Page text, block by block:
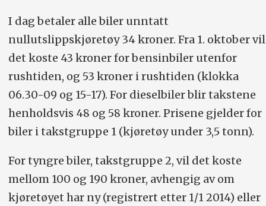
I dag betaler alle biler unntatt
nullutslippskjøretøy 34 kroner. Fra 1. oktober vil
det koste 43 kroner for bensinbiler utenfor
rushtiden, og 53 kroner i rushtiden (klokka
06.30-09 og 15-17). For dieselbiler blir takstene
henholdsvis 48 og 58 kroner. Prisene gjelder for
biler i takstgruppe 1 (kjøretøy under 3,5 tonn).
For tyngre biler, takstgruppe 2, vil det koste
mellom 100 og 190 kroner, avhengig av om
kjøretøyet har ny (registrert etter 1/1 2014) eller